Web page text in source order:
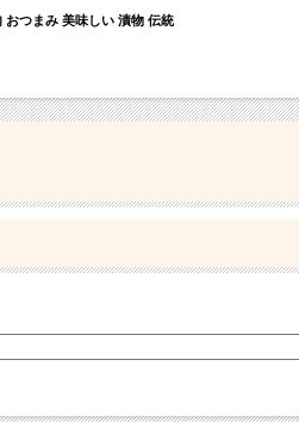
おつまみ 美味しい 漬物 伝統